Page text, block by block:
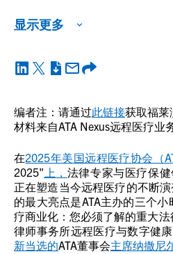
编者注：请通过此链接获取福莱
材料来自ATA Nexus远程医疗业
在2025年美国远程医疗协会（
2025" 上， 法律专家与医疗保
正在塑造当今远程医疗的不断
的最大亮点是ATA主办的三个
疗商业化：您必须了解的重大
律师事务所远程医疗与数字健
新当选的ATA董事会主席纳撒尼
显示更多